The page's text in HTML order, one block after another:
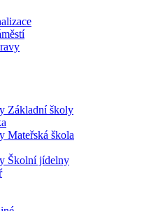
Základní školy
Mateřská škola
Školní jídelny